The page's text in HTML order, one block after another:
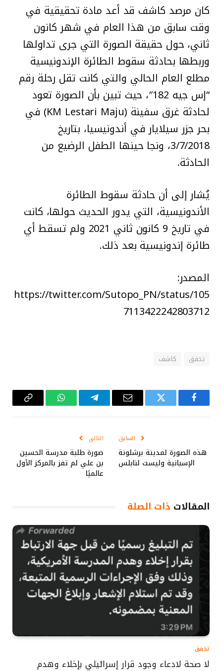
كان مرصد كاشف قد أعد مادة تحقيقية في
وقت سابق من هذا العام في شهر كانون
ثاني، حول حقيقة الصورة التي جرى تداولها
وربطها بحادثة سقوط الطائرة الإندونيسية
مطلع العام الحالي والتي كانت تقل رحلة رقم
“إس جيه 182″، حيث تبين بأن الصورة تعود
لحادثة غرق سفينة (KM Lestari Maju) في
بحر جزر سيلايار في أندونيسيا، بتاريخ
3/7/2018، ونجا حينها الطفل الرضيع من
الحادثة.
يُشار إلى أن حادثة سقوط الطائرة
الأندونيسية، التي يدور الحديث حولها، كانت
في تاريخ 9 كانون ثاني 2021 ولم تسقط أي
طائرة إندونيسية بعد ذلك.
المصدر:
https://twitter.com/Sutopo_PN/status/105
7113422242803712
تحقق كاشف
فيسبوك تويتر
البريد
تيلقرام واتساب Copy
السابق
هذه الصورة لمدينة برشلونة
الإسبانية وليست لنابلس
التالي
صورة طلبة مدرسة الحسين
بن علي لم تفز بالمركز الأول
عالميًا
المقالات ذات الصلة
تحقق
لا صحة لادعاء وجود قرار إسرائيلي بإخلاء وهدم